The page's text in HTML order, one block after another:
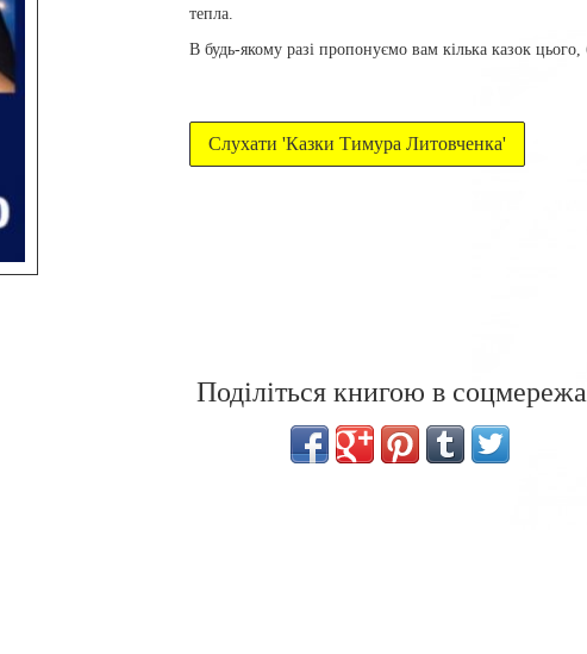
тепла.
В будь-якому разі пропонуємо вам кілька казок цього,
Слухати 'Казки Тимура Литовченка'
Поділіться книгою в